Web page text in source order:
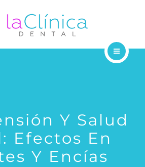
Y Salud
Efectos En
Y Encías